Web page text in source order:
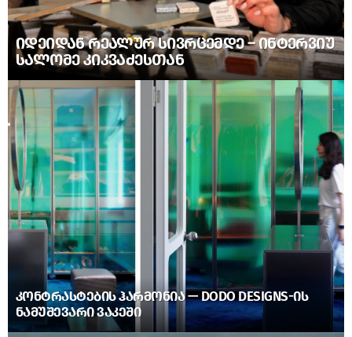
ᲘᲓᲔᲘᲓᲐᲜ ᲠᲔᲐᲚᲣᲠ ᲡᲘᲕᲠᲪᲔᲛᲓᲔ – ᲘᲜᲢᲔᲠᲕᲘᲣ
ᲡᲐᲚᲝᲛᲔ ᲙᲘᲙᲕᲐᲫᲔᲡᲗᲐᲜ
ᲙᲝᲜᲢᲠᲐᲡᲢᲔᲑᲘᲡ ᲰᲐᲠᲛᲝᲜᲘᲐ — DODO DESIGNS-ᲘᲡ
ᲜᲐᲛᲣᲨᲔᲕᲐᲠᲘ ᲕᲐᲙᲔᲨᲘ